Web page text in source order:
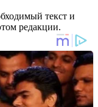
текст и
редакции.